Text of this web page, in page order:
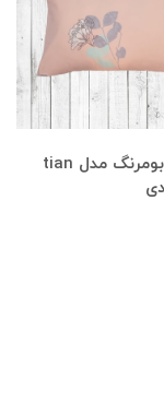
روبالشتی بومرنگ مدل tian